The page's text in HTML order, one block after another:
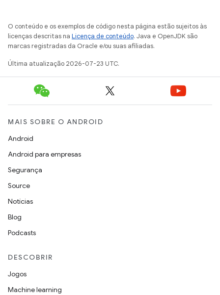
O conteúdo e os exemplos de código nesta página estão sujeitos às
licenças descritas na Licença de conteúdo. Java e OpenJDK são
marcas registradas da Oracle e/ou suas afiliadas.
Última atualização 2026-07-23 UTC.
MAIS SOBRE O ANDROID
Android
Android para empresas
Segurança
Source
Notícias
Blog
Podcasts
DESCOBRIR
Jogos
Machine learning